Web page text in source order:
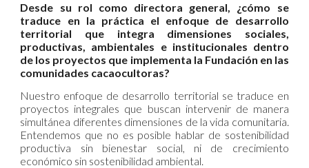
Desde su rol como directora general, ¿cómo se
traduce en la práctica el enfoque de desarrollo
territorial que integra dimensiones sociales,
productivas, ambientales e institucionales dentro
de los proyectos que implementa la Fundación en las
comunidades cacaocultoras?
Nuestro enfoque de desarrollo territorial se traduce en
proyectos integrales que buscan intervenir de manera
simultánea diferentes dimensiones de la vida comunitaria.
Entendemos que no es posible hablar de sostenibilidad
productiva sin bienestar social, ni de crecimiento
económico sin sostenibilidad ambiental.